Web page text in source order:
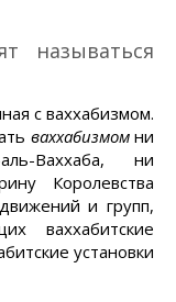
называться
с ваххабизмом.
ваххабизмомни
Ваххаба, ни
Королевства
и групп,
ваххабитские
установки